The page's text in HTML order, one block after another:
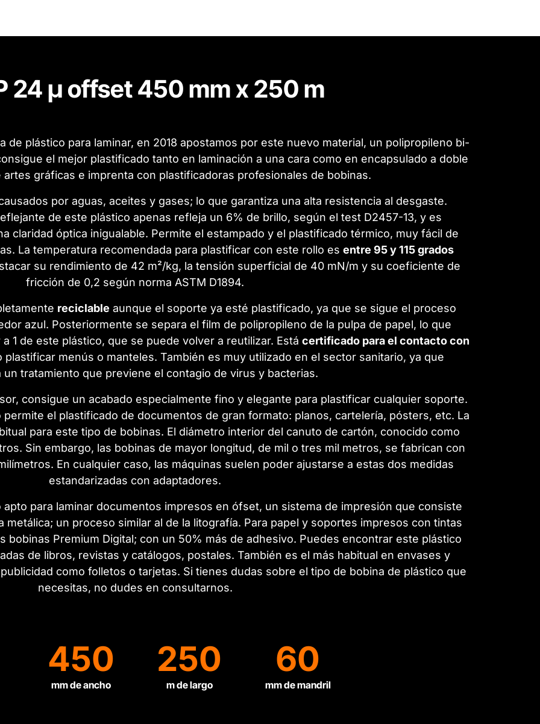
24 µ offset 450 mm x 250 m
de plástico para laminar, en 2018 apostamos por este nuevo material, un polipropileno bi-
el mejor plastificado tanto en laminación a una cara como en encapsulado a doble
artes gráficas e imprenta con plastificadoras profesionales de bobinas.
por aguas, aceites y gases; lo que garantiza una alta resistencia al desgaste.
de este plástico apenas refleja un 6% de brillo, según el test D2457-13, y es
claridad óptica inigualable. Permite el estampado y el plastificado térmico, muy fácil de
La temperatura recomendada para plastificar con este rollo es entre 95 y 115 grados
su rendimiento de 42 m²/kg, la tensión superficial de 40 mN/m y su coeficiente de
fricción de 0,2 según norma ASTM D1894.
reciclable aunque el soporte ya esté plastificado, ya que se sigue el proceso
azul. Posteriormente se separa el film de polipropileno de la pulpa de papel, lo que
1 de este plástico, que se puede volver a reutilizar. Está certificado para el contacto con
plastificar menús o manteles. También es muy utilizado en el sector sanitario, ya que
un tratamiento que previene el contagio de virus y bacterias.
consigue un acabado especialmente fino y elegante para plastificar cualquier soporte.
el plastificado de documentos de gran formato: planos, cartelería, pósters, etc. La
para este tipo de bobinas. El diámetro interior del canuto de cartón, conocido como
Sin embargo, las bobinas de mayor longitud, de mil o tres mil metros, se fabrican con
En cualquier caso, las máquinas suelen poder ajustarse a estas dos medidas
estandarizadas con adaptadores.
para laminar documentos impresos en ófset, un sistema de impresión que consiste
metálica; un proceso similar al de la litografía. Para papel y soportes impresos con tintas
bobinas Premium Digital; con un 50% más de adhesivo. Puedes encontrar este plástico
de libros, revistas y catálogos, postales. También es el más habitual en envases y
como folletos o tarjetas. Si tienes dudas sobre el tipo de bobina de plástico que
necesitas, no dudes en consultarnos.
450
mm de ancho
250
m de largo
60
mm de mandril